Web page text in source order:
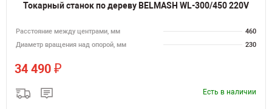
Токарный станок по дереву BELMASH WL-300/450 220V
Расстояние между центрами, мм
460
Диаметр вращения над опорой, мм
230
34 490 ₽
Есть в наличии